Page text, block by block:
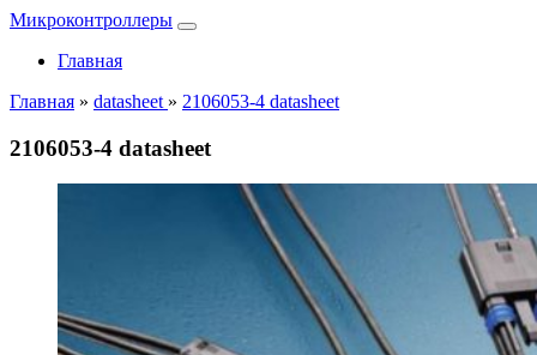
Микроконтроллеры
Главная
Главная » datasheet » 2106053-4 datasheet
2106053-4 datasheet